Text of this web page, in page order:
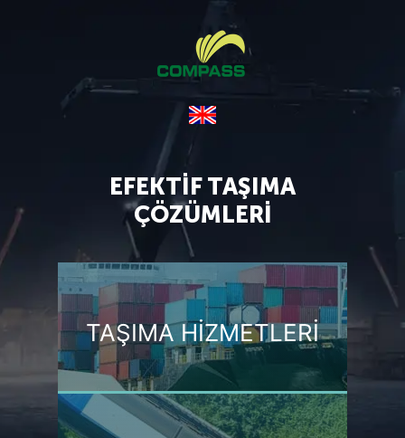
EFEKTİF TAŞIMA
ÇÖZÜMLERİ
TAŞIMA HIZMETLERI